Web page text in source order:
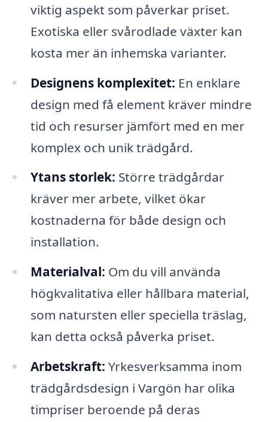
viktig aspekt som påverkar priset.
Exotiska eller svårodlade växter kan
kosta mer än inhemska varianter.
Designens komplexitet: En enklare
design med få element kräver mindre
tid och resurser jämfört med en mer
komplex och unik trädgård.
Ytans storlek: Större trädgårdar
kräver mer arbete, vilket ökar
kostnaderna för både design och
installation.
Materialval: Om du vill använda
högkvalitativa eller hållbara material,
som natursten eller speciella träslag,
kan detta också påverka priset.
Arbetskraft: Yrkesverksamma inom
trädgårdsdesign i Vargön har olika
timpriser beroende på deras